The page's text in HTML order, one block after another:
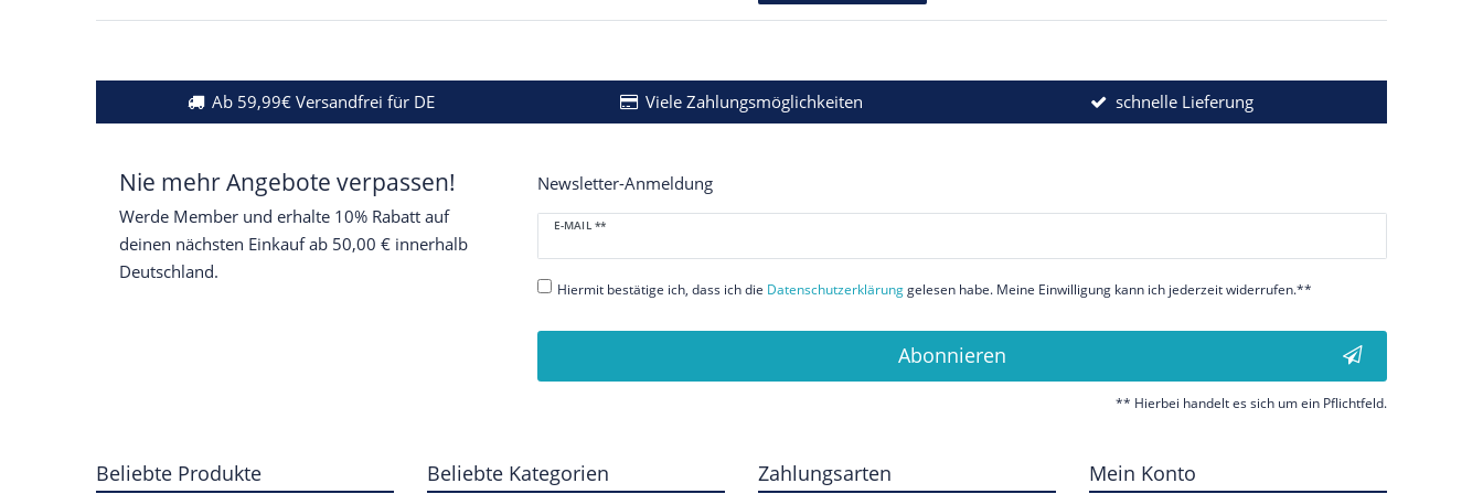
Ab 59,99€ Versandfrei für DE Viele Zahlungsmöglichkeiten schnelle Lieferung
Nie mehr Angebote verpassen!
Werde Member und erhalte 10% Rabatt auf
deinen nächsten Einkauf ab 50,00 € innerhalb
Deutschland.
Newsletter-Anmeldung
E-MAIL **
Newsletter
Honig
Hiermit bestätige ich, dass ich die Daten­schutz­erklärunggelesen habe. Meine Einwilligung kann ich jederzeit widerrufen.**
Abonnieren
** Hierbei handelt es sich um ein Pflichtfeld.
Beliebte Produkte Beliebte Kategorien Zahlungsarten Mein Konto